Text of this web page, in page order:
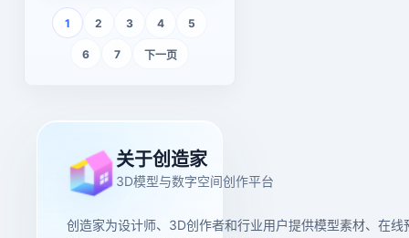
1 2 3 4 5
6 7 下一页
关于创造家
3D模型与数字空间创作平台
创造家为设计师、3D创作者和行业用户提供模型素材、在线